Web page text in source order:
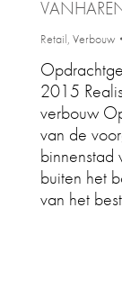
Retail, Verbouw
2015
verbouw
van de
binnenstad
buiten het
van het